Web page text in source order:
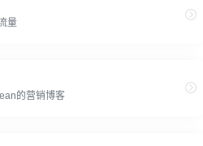
量
的营销博客